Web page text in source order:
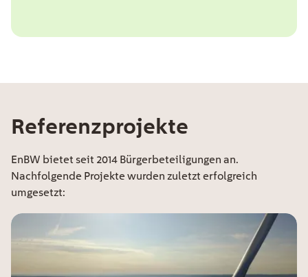
Referenzprojekte
EE Text
EnBW bietet seit 2014 Bürgerbeteiligungen an.
Nachfolgende Projekte wurden zuletzt erfolgreich
umgesetzt: